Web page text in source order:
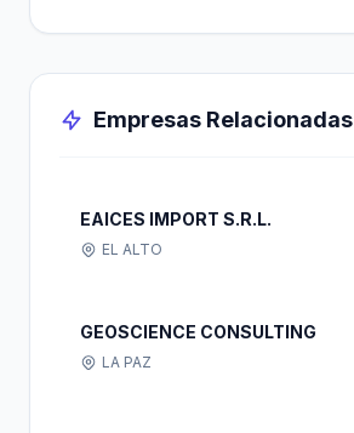
Empresas Relacionadas
EAICES IMPORT S.R.L.
EL ALTO
GEOSCIENCE CONSULTING
LA PAZ